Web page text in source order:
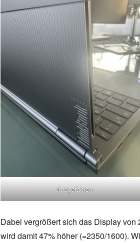
Ausgefahren
Dabei vergrößert sich das Display
wird damit 47% höher (=2350/1600).